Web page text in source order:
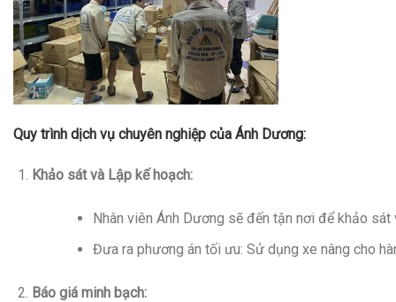
Quy trình dịch vụ chuyên nghiệp của Ánh Dương:
Khảo sát và Lập kế hoạch:
Nhân viên Ánh Dương sẽ đến tận nơi để khảo
Đưa ra phương án tối ưu: Sử dụng xe nâng cho
Báo giá minh bạch: